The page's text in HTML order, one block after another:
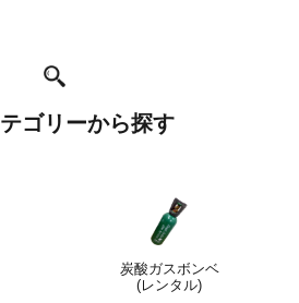
ゴリーから探す
炭酸ガスボンベ
(レンタル)